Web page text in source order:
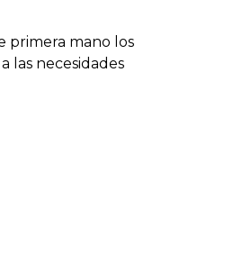
primera mano los
las necesidades